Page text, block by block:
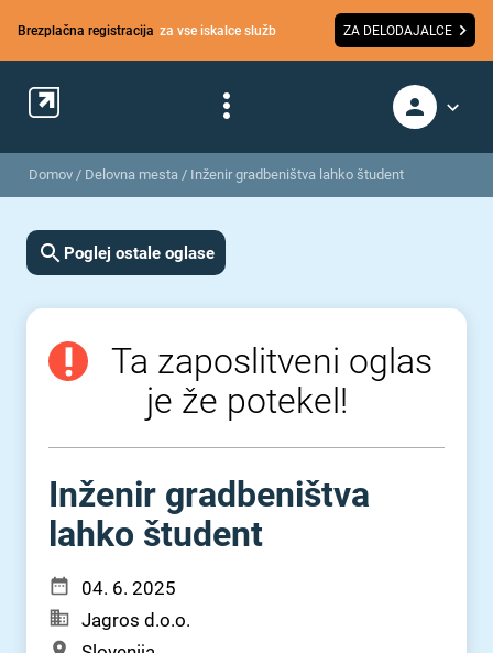
Brezplačna registracija za vse iskalce služb ZA DELODAJALCE
Domov / Delovna mesta / Inženir gradbeništva lahko študent
Poglej ostale oglase
Ta zaposlitveni oglas
je že potekel!
Inženir gradbeništva
lahko študent
04. 6. 2025
Jagros d.o.o.